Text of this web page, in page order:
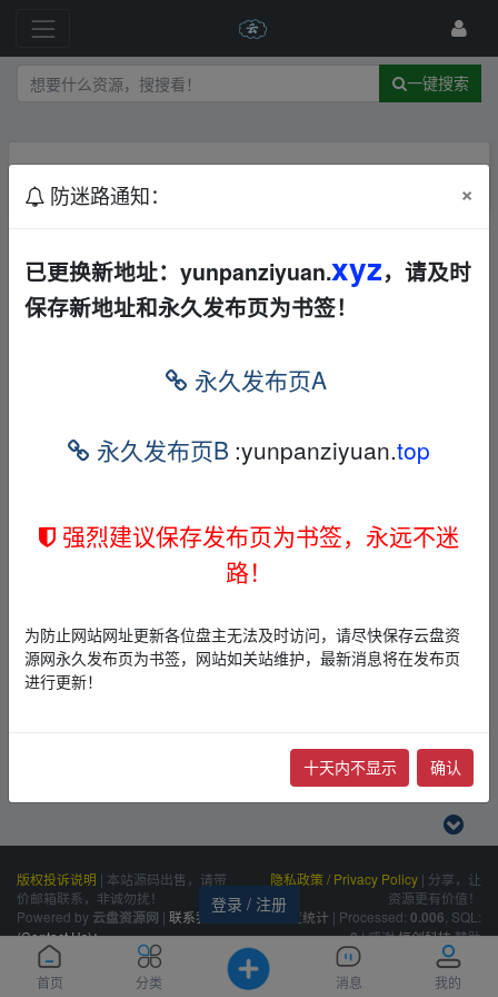
首页 分类 消息 我的
登录 / 注册
一键搜索
主题不存在
版权投诉说明 | 本站源码出售，请带
价邮箱联系，非诚勿扰！
隐私政策 / Privacy Policy | 分享，让
资源更有价值！
Powered by 云盘资源网 | 联系我们
(Contact Us)：
siteone@qq.com
百度统计 | Processed: 0.006 , SQL:
8|感谢恒创科技赞助
防迷路通知： ×
已更换新地址：yunpanziyuan.xyz，请及时
保存新地址和永久发布页为书签！
永久发布页A
永久发布页B :yunpanziyuan.top
强烈建议保存发布页为书签，永远不迷
路！
为防止网站网址更新各位盘主无法及时访问，请尽快保存云盘资
源网永久发布页为书签，网站如关站维护，最新消息将在发布页
进行更新！
十天内不显示 确认